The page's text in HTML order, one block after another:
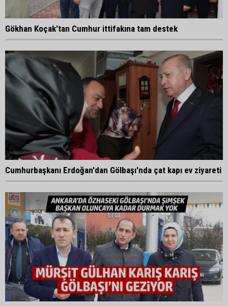
Gökhan Koçak'tan Cumhur ittifakına tam destek
Cumhurbaşkanı Erdoğan'dan Gölbaşı'nda çat kapı ev ziyareti